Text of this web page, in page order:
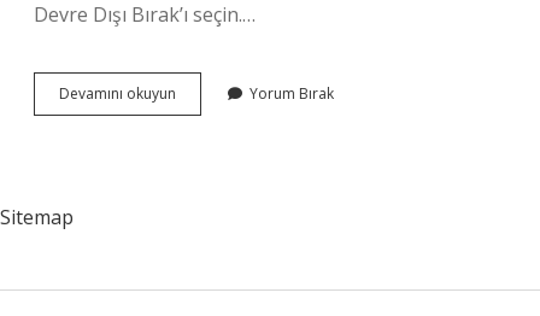
Devre Dışı Bırak’ı seçin.…
Devamını okuyun
Yöneticisi
Yorum Bırak
Sitemap